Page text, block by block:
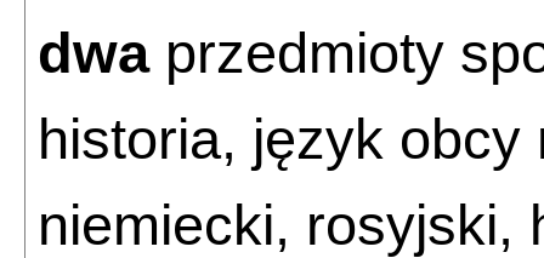
dwaprzedmioty
historia, język
niemiecki, rosyjski,